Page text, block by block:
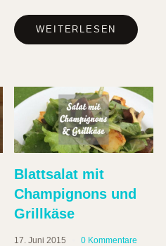
WEITERLESEN
Blattsalat mit
Champignons und
Grillkäse
17. Juni 2015 0 Kommentare